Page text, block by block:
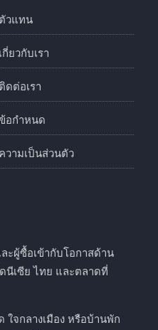
ตัวแทน
เกี่ยวกับเรา
ติดต่อเรา
อกำหนด
ความเป็นส่วนตัว
ะผู้ซื้อเข้ากับโอกาสด้าน
นีเซีย ไทย และตลาดที่
จกลางเมือง หรือบ้านพัก